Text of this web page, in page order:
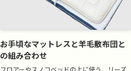
お手頃なマットレスと羊毛敷布団と
の組み合わせ